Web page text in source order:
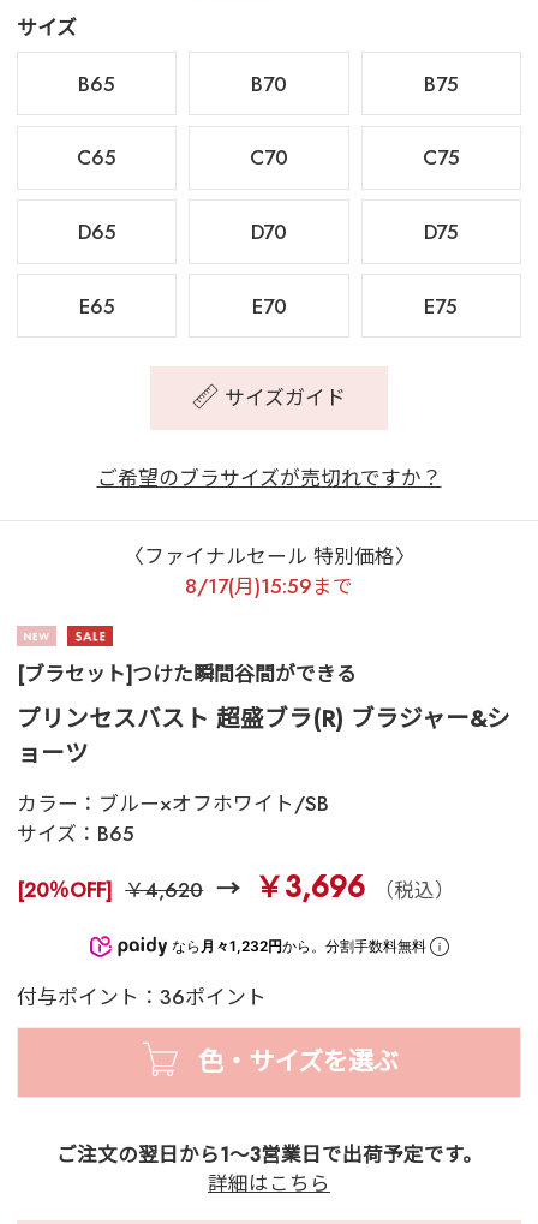
サイズ
B65
B70 B75
C65 C70 C75
D65 D70 D75
E65 E70 E75
サイズガイド
ご希望のブラサイズが売切れですか？
〈ファイナルセール 特別価格〉
8/17(月)15:59まで
[ブラセット]つけた瞬間谷間ができる
プリンセスバスト 超盛ブラ(R) ブラジャー&シ
ョーツ
カラー： ブルー×オフホワイト/SB
サイズ： B65
[20％OFF] ￥4,620 ￥3,696 （税込）
なら 月々1,232円から。分割手数料無料
付与ポイント：36ポイント
色・サイズを選ぶ
ご注文の翌日から1～3営業日で出荷予定です。
詳細はこちら